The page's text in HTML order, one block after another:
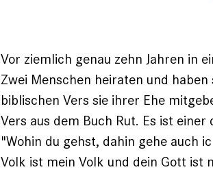
Vor ziemlich genau zehn Jahren in
Zwei Menschen heiraten und
biblischen Vers sie ihrer Ehe
Vers aus dem Buch Rut. Es ist
"Wohin du gehst, dahin gehe auch
Volk ist mein Volk und dein Gott ist